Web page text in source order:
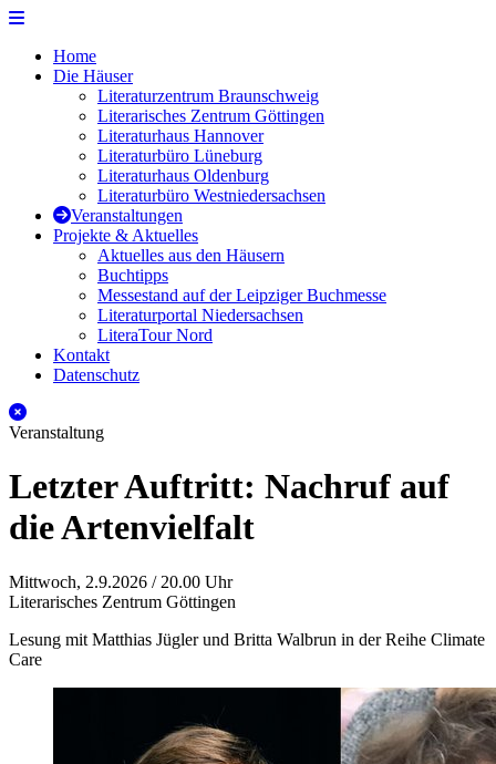
Zur Navigation
Zum Seiteninhalt
Home
Die Häuser
Literaturzentrum Braunschweig
Literarisches Zentrum Göttingen
Literaturhaus Hannover
Literaturbüro Lüneburg
Literaturhaus Oldenburg
Literaturbüro Westniedersachsen
Veranstaltungen
Projekte & Aktuelles
Aktuelles aus den Häusern
Buchtipps
Messestand auf der Leipziger Buchmesse
Literaturportal Niedersachsen
LiteraTour Nord
Kontakt
Datenschutz
Schliessen
Veranstaltung
Letzter Auftritt: Nachruf auf
die Artenvielfalt
Mittwoch, 2.9.2026 / 20.00 Uhr
Literarisches Zentrum Göttingen
Lesung mit Matthias Jügler und Britta Walbrun in der Reihe Climate
Care